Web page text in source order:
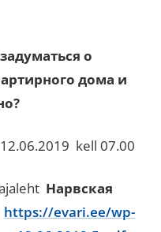
о
дома и
kell 07.00
Нарвская
https://evari.ee/wp-